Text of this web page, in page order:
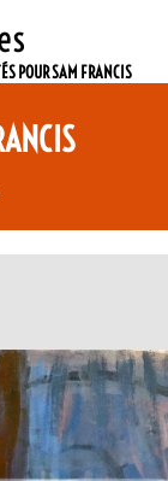
POUR SAM FRANCIS